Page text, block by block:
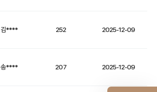
김**** 252 2025-12-09
송**** 207 2025-12-09